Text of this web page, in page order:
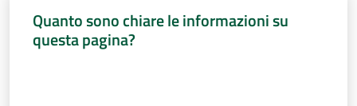
Quanto sono chiare le informazioni su
questa pagina?